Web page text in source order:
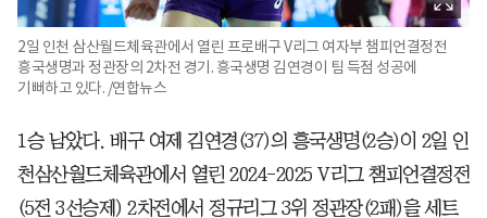
2일 인천 삼산월드체육관에서 열린 프로배구 V리그 여자부 챔피언결정전
흥국생명과 정관장의 2차전 경기. 흥국생명 김연경이 팀 득점 성공에
기뻐하고 있다. /연합뉴스
1승 남았다. 배구 여제 김연경(37)의 흥국생명(2승)이 2일 인
천삼산월드체육관에서 열린 2024-2025 V리그 챔피언결정전
(5전 3선승제) 2차전에서 정규리그 3위 정관장(2패)을 세트